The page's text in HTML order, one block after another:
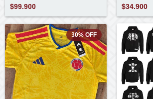
$99.900 $34.900
30%OFF